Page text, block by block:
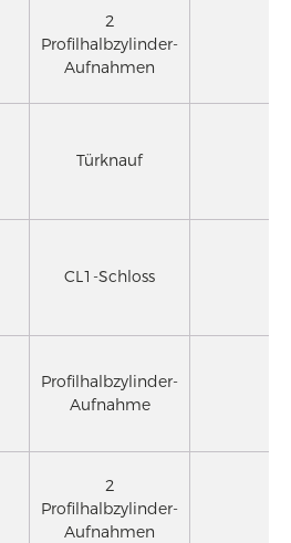
2
Profilhalbzylinder-
Aufnahmen
Türknauf
CL1-Schloss
Profilhalbzylinder-
Aufnahme
2
Profilhalbzylinder-
Aufnahmen